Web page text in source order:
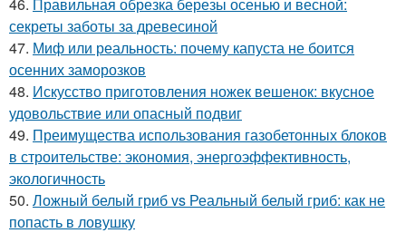
секреты заботы за древесиной
47. Миф или реальность: почему капуста не боится
осенних заморозков
48. Искусство приготовления ножек вешенок: вкусное
удовольствие или опасный подвиг
49. Преимущества использования газобетонных блоков
в строительстве: экономия, энергоэффективность,
экологичность
50. Ложный белый гриб vs Реальный белый гриб: как не
попасть в ловушку